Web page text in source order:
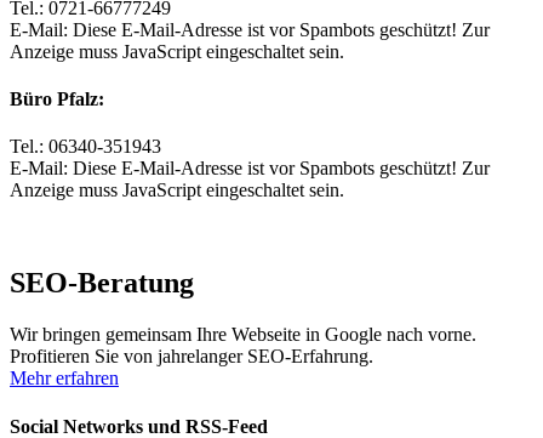
Tel.: 0721-66777249
E-Mail: Diese E-Mail-Adresse ist vor Spambots geschützt! Zur
Anzeige muss JavaScript eingeschaltet sein.
Büro Pfalz:
Tel.: 06340-351943
E-Mail: Diese E-Mail-Adresse ist vor Spambots geschützt! Zur
Anzeige muss JavaScript eingeschaltet sein.
SEO-Beratung
Wir bringen gemeinsam Ihre Webseite in Google nach vorne.
Profitieren Sie von jahrelanger SEO-Erfahrung.
Mehr erfahren
Social Networks und RSS-Feed